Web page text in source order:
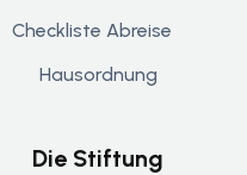
Checkliste Abreise
Hausordnung
Die Stiftung